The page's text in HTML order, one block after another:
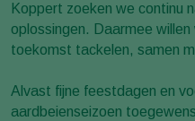
Koppert zoeken we continu
oplossingen. Daarmee
toekomst tackelen, samen
Alvast fijne feestdagen en
aardbeienseizoen